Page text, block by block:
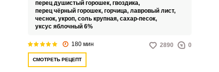
горячительным напиткам и не
только к ним.
перец душистый горошек, гвоздика,
перец чёрный горошек, горчица, лавровый лист,
чеснок, укроп, соль крупная, сахар-песок,
уксус яблочный 6%
180 мин 2890 0
СМОТРЕТЬ РЕЦЕПТ